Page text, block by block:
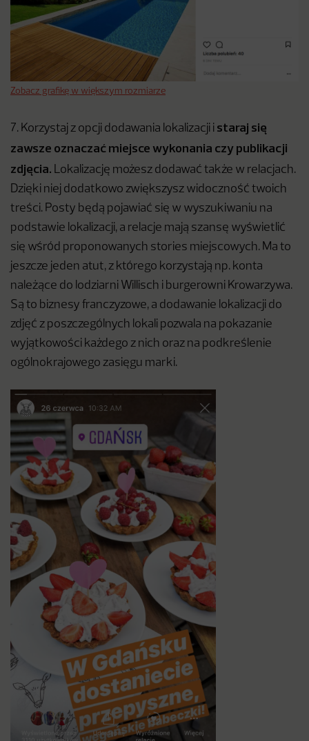
Zobacz grafikę w większym rozmiarze
7. Korzystaj z opcji dodawania lokalizacji i staraj się
zawsze oznaczać miejsce wykonania czy publikacji
zdjęcia. Lokalizację możesz dodawać także w relacjach.
Dzięki niej dodatkowo zwiększysz widoczność twoich
treści. Posty będą pojawiać się w wyszukiwaniu na
podstawie lokalizacji, a relacje mają szansę wyświetlić
się wśród proponowanych stories miejscowych. Ma to
jeszcze jeden atut, z którego korzystają np. konta
należące do lodziarni Willisch i burgerowni Krowarzywa.
Są to biznesy franczyzowe, a dodawanie lokalizacji do
zdjęć z poszczególnych lokali pozwala na pokazanie
wyjątkowości każdego z nich oraz na podkreślenie
ogólnokrajowego zasięgu marki.